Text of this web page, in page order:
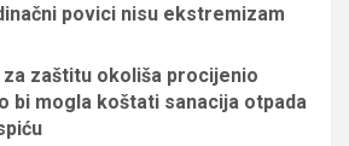
povici nisu ekstremizam
za zaštitu okoliša procijenio
bi mogla koštati sanacija otpada